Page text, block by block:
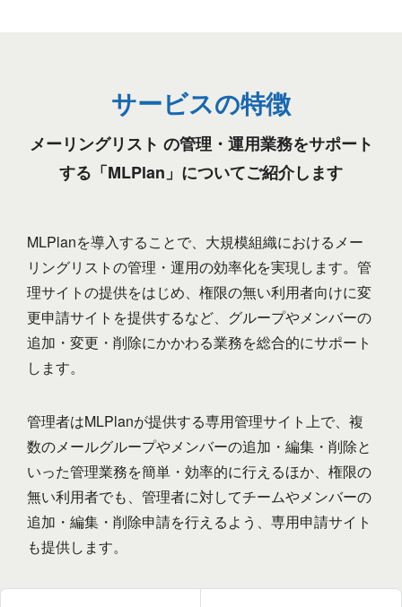
サービスの特徴
メーリングリスト の管理・運用業務をサポート
する「MLPlan」についてご紹介します
MLPlanを導入することで、大規模組織におけるメー
リングリストの管理・運用の効率化を実現します。管
理サイトの提供をはじめ、権限の無い利用者向けに変
更申請サイトを提供するなど、グループやメンバーの
追加・変更・削除にかかわる業務を総合的にサポート
します。
管理者はMLPlanが提供する専用管理サイト上で、複
数のメールグループやメンバーの追加・編集・削除と
いった管理業務を簡単・効率的に行えるほか、権限の
無い利用者でも、管理者に対してチームやメンバーの
追加・編集・削除申請を行えるよう、専用申請サイト
も提供します。